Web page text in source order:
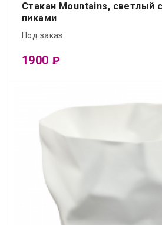
Стакан Mountains, светлый
пиками
Под заказ
1900₽